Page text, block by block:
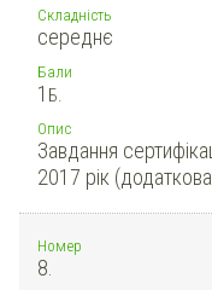
Складність
середнє
Бали
1 Б.
Опис
Завдання
2017 рік (додаткова
Номер
8.